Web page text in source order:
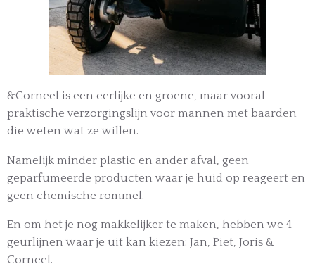
&Corneel is een eerlijke en groene, maar vooral
praktische verzorgingslijn voor mannen met baarden
die weten wat ze willen.
Namelijk minder plastic en ander afval, geen
geparfumeerde producten waar je huid op reageert en
geen chemische rommel.
En om het je nog makkelijker te maken, hebben we 4
geurlijnen waar je uit kan kiezen: Jan, Piet, Joris &
Corneel.